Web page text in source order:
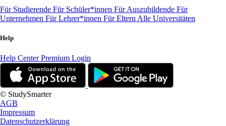
Für Studierende Für Schüler*innen Für Auszubildende Für
Unternehmen Für Lehrer*innen Für Eltern Alle Universitäten
Help
Help CenterPremium Login
© StudySmarter
AGB
Impressum
Datenschutzerklärung